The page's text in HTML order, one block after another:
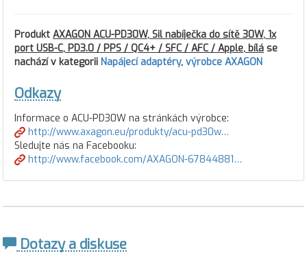
Produkt AXAGON ACU-PD30W, Sil nabíječka do sítě 30W, 1x
port USB-C, PD3.0 / PPS / QC4+ / SFC / AFC / Apple, bílá se
nachází v kategorii Napájecí adaptéry, výrobce AXAGON
Odkazy
Informace o ACU-PD30W na stránkách výrobce:
http://www.axagon.eu/produkty/acu-pd30w…
Sledujte nás na Facebooku:
http://www.facebook.com/AXAGON-67844881…
Dotazy a diskuse